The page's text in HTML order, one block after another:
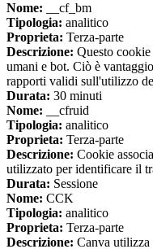
Nome: __cf_bm
Tipologia: analitico
Proprieta: Terza-parte
Descrizione: Questo
umani e bot. Ciò è
rapporti validi sull'utilizzo
Durata: 30 minuti
Nome: __cfruid
Tipologia: analitico
Proprieta: Terza-parte
Descrizione: Cookie
utilizzato per identificare il
Durata: Sessione
Nome: CCK
Tipologia: analitico
Proprieta: Terza-parte
Descrizione: Canva utilizza